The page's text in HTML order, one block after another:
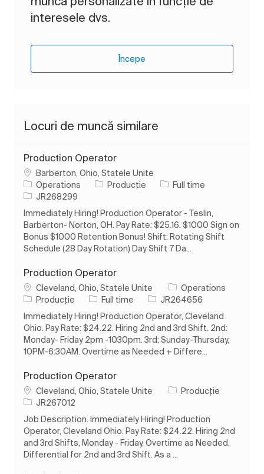
interesele dvs.
Începe
Locuri de muncă similare
Production Operator
LocBarberton, Ohio, Statele Unite
Operations
Categorie
Producție Tipul postului
Full time
Job IdJR268299
Immediately Hiring! Production Operator - Teslin,
Barberton- Norton, OH. Pay Rate: $25.16. $1000 Sign on
Bonus $1000 Retention Bonus! Shift: Rotating Shift
Schedule (28 Day Rotation) Day Shift 7 Da...
Production Operator
LocCleveland, Ohio, Statele Unite
Operations
Categorie
Producție Tipul postului
Full time Job IdJR264656
Immediately Hiring! Production Operator, Cleveland
Ohio. Pay Rate: $24.22. Hiring 2nd and 3rd Shift. 2nd:
Monday- Friday 2pm -1030pm. 3rd: Sunday-Thursday,
10PM-6:30AM. Overtime as Needed + Differe...
Production Operator
LocCleveland, Ohio, Statele Unite Categorie
Producție
Job IdJR267012
Job Description. Immediately Hiring! Production
Operator, Cleveland Ohio. Pay Rate: $24.22. Hiring 2nd
and 3rd Shifts, Monday - Friday, Overtime as Needed,
Differential for 2nd and 3rd Shift. As a ...